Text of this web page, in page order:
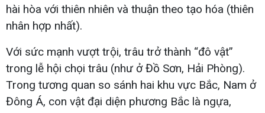
hài hòa với thiên nhiên và thuận theo tạo hóa (thiên
nhân hợp nhất).
Với sức mạnh vượt trội, trâu trở thành “đô vật”
trong lễ hội chọi trâu (như ở Đồ Sơn, Hải Phòng).
Trong tương quan so sánh hai khu vực Bắc, Nam ở
Đông Á, con vật đại diện phương Bắc là ngựa,